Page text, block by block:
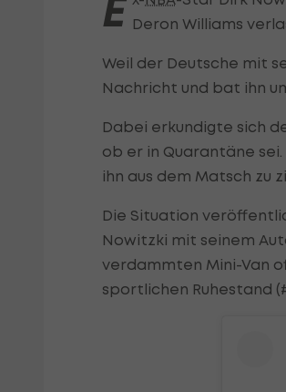
Deron Williams
Weil der Deutsche mit
Nachricht und bat ihn
Dabei erkundigte sich
ob er in Quarantäne
ihn aus dem Matsch zu
Die Situation
Nowitzki mit seinem
verdammten Mini-Van
sportlichen Ruhestand